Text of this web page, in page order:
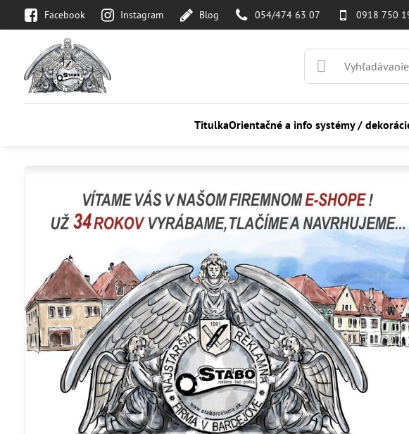
Facebook Instagram Blog 054/474 63 07 0918 750
TitulkaOrientačné a info systémy /